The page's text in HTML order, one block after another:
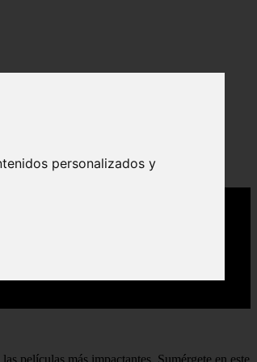
personalizados y
películas más impactantes. Sumérgete en este